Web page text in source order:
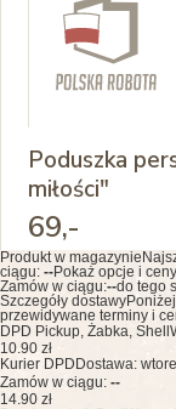
Poduszka
miłości"
69,-
Produkt w magazynie
ciągu: --Pokaż opcje i
Zamów w ciągu:--do tego
Szczegóły dostawy
przewidywane terminy i
DPD Pickup, Żabka, Shell
10.90 zł
Kurier DPD Dostawa:
Zamów w ciągu: --
14.90 zł